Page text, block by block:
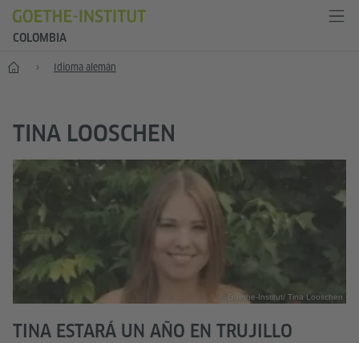
COLOMBIA
Inicio Idioma alemán
TINA LOOSCHEN
© Goethe-Institut/ Tina Looschen
TINA ESTARÁ UN AÑO EN TRUJILLO